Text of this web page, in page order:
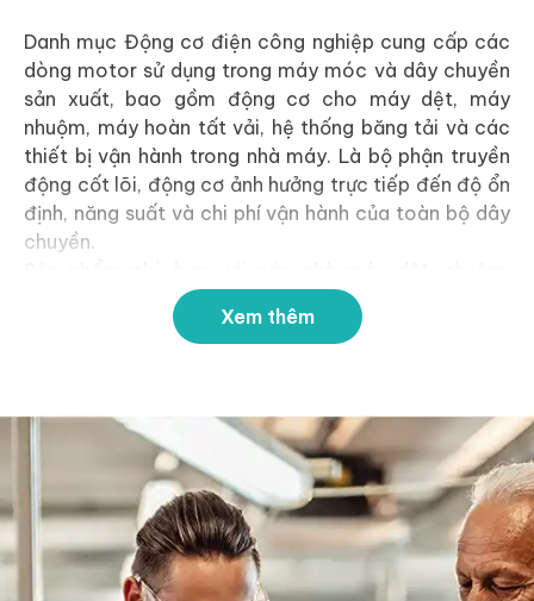
Danh mục Động cơ điện công nghiệp cung cấp các
dòng motor sử dụng trong máy móc và dây chuyền
sản xuất, bao gồm động cơ cho máy dệt, máy
nhuộm, máy hoàn tất vải, hệ thống băng tải và các
thiết bị vận hành trong nhà máy. Là bộ phận truyền
động cốt lõi, động cơ ảnh hưởng trực tiếp đến độ ổn
định, năng suất và chi phí vận hành của toàn bộ dây
chuyền.
hoàn tất vải và cơ sở sản xuất công nghiệp đang
cần thay thế động cơ hỏng, nâng cấp thiết bị hoặc
và tiêu chuẩn lắp đặt khác nhau, quý khách vui lòng
cung cấp model, mã sản phẩm, hình ảnh nameplate
hoặc thông số kỹ thuật của thiết bị đang sử dụng để
đội ngũ kỹ thuật VieTextile tư vấn phương án thay
thế chính xác và phù hợp nhất. Liên hệ với chúng tôi
để được hỗ trợ nhanh chóng.
Xem thêm